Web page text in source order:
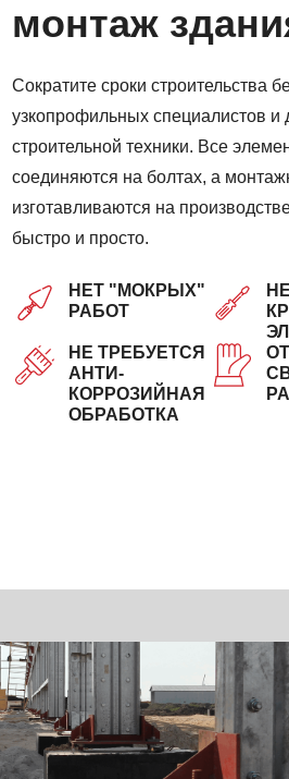
монтаж
Сократите сроки строительства
узкопрофильных специалистов и
строительной техники. Все
соединяются на болтах, а
изготавливаются на
быстро и просто.
НЕТ "МОКРЫХ"
РАБОТ
НЕ ТРЕБУЕТСЯ
АНТИ-
КОРРОЗИЙНАЯ
ОБРАБОТКА